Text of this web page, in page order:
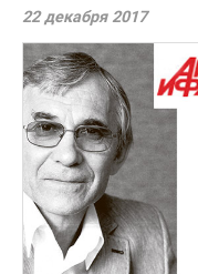
22 декабря 2017